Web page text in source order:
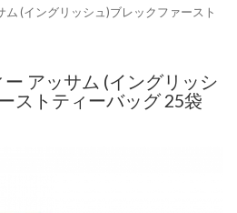
ム (イングリッシュ)ブレックファースト
アッサム (イングリッシ
ストティーバッグ 25袋